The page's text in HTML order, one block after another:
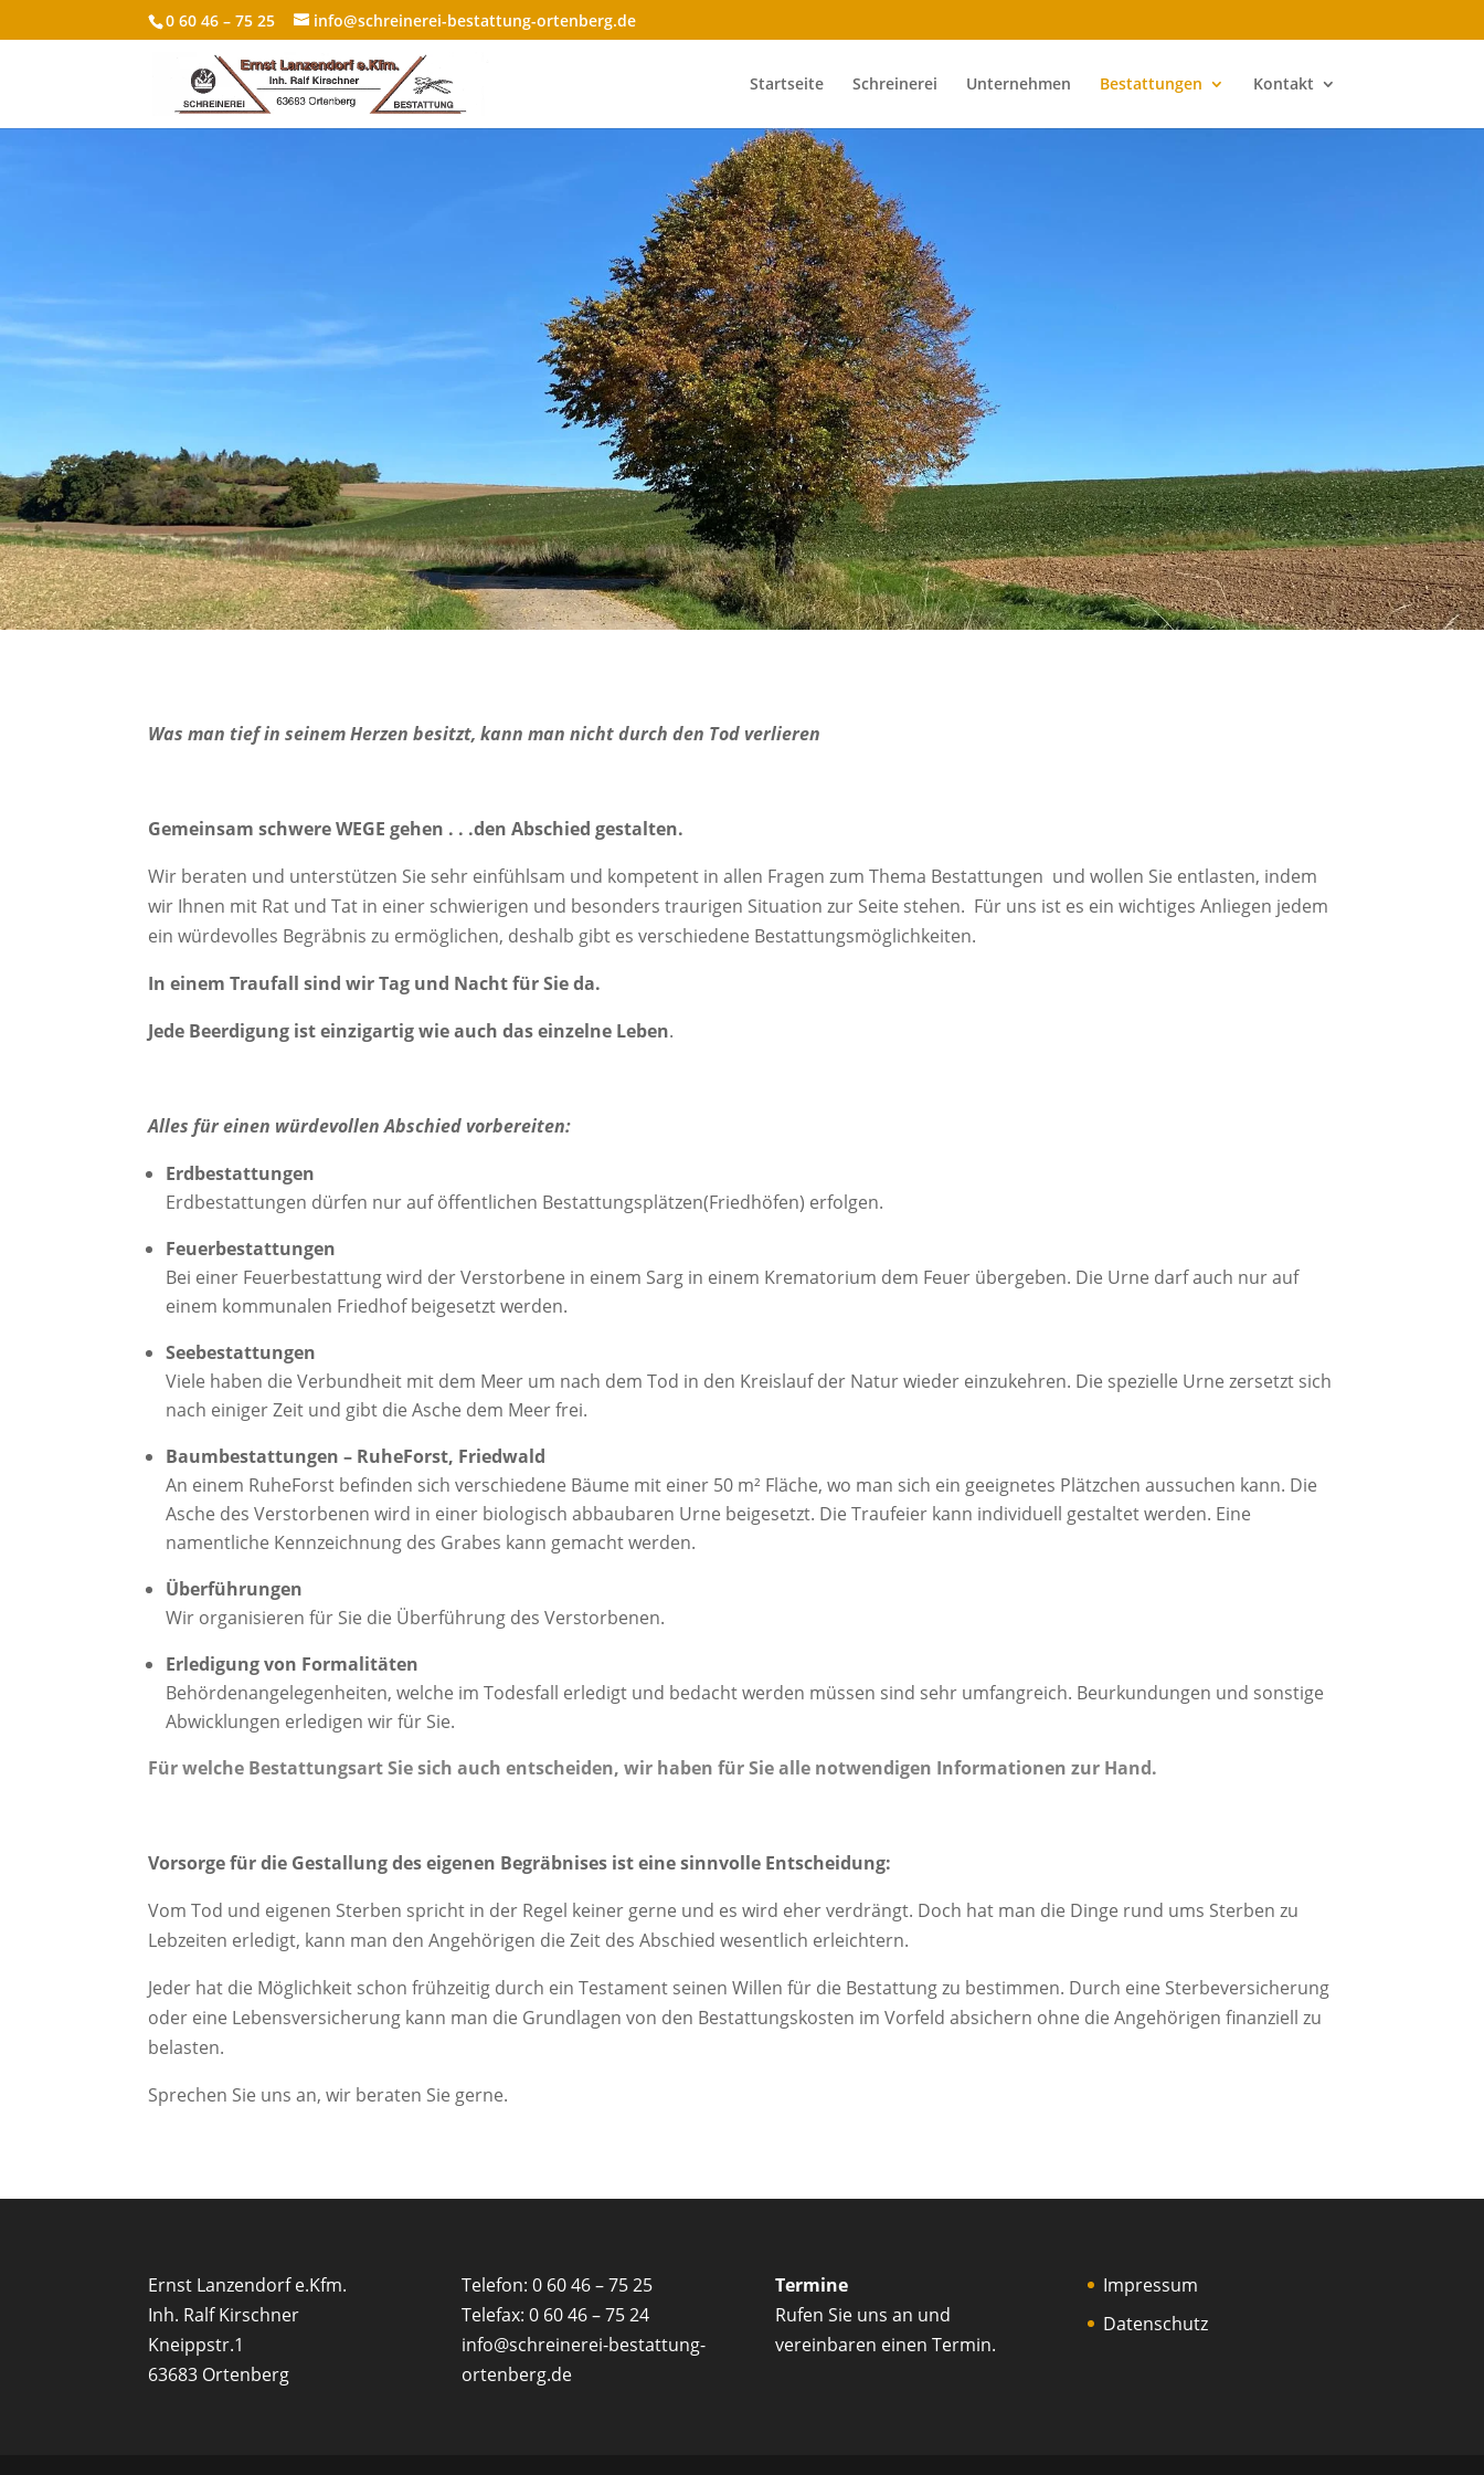
0 60 46 – 75 25 info@schreinerei-bestattung-ortenberg.de
Startseite Schreinerei Unternehmen Bestattungen Kontakt
Was man tief in seinem Herzen besitzt, kann man nicht durch den Tod verlieren
Gemeinsam schwere WEGE gehen . . .den Abschied gestalten.
Wir beraten und unterstützen Sie sehr einfühlsam und kompetent in allen Fragen zum Thema Bestattungen und wollen Sie entlasten, indem
wir Ihnen mit Rat und Tat in einer schwierigen und besonders traurigen Situation zur Seite stehen. Für uns ist es ein wichtiges Anliegen jedem
ein würdevolles Begräbnis zu ermöglichen, deshalb gibt es verschiedene Bestattungsmöglichkeiten.
In einem Traufall sind wir Tag und Nacht für Sie da.
Jede Beerdigung ist einzigartig wie auch das einzelne Leben.
Alles für einen würdevollen Abschied vorbereiten:
Erdbestattungen
Erdbestattungen dürfen nur auf öffentlichen Bestattungsplätzen(Friedhöfen) erfolgen.
Feuerbestattungen
Bei einer Feuerbestattung wird der Verstorbene in einem Sarg in einem Krematorium dem Feuer übergeben. Die Urne darf auch nur auf
einem kommunalen Friedhof beigesetzt werden.
Seebestattungen
Viele haben die Verbundheit mit dem Meer um nach dem Tod in den Kreislauf der Natur wieder einzukehren. Die spezielle Urne zersetzt sich
nach einiger Zeit und gibt die Asche dem Meer frei.
Baumbestattungen – RuheForst, Friedwald
An einem RuheForst befinden sich verschiedene Bäume mit einer 50 m² Fläche, wo man sich ein geeignetes Plätzchen aussuchen kann. Die
Asche des Verstorbenen wird in einer biologisch abbaubaren Urne beigesetzt. Die Traufeier kann individuell gestaltet werden. Eine
namentliche Kennzeichnung des Grabes kann gemacht werden.
Überführungen
Wir organisieren für Sie die Überführung des Verstorbenen.
Erledigung von Formalitäten
Behördenangelegenheiten, welche im Todesfall erledigt und bedacht werden müssen sind sehr umfangreich. Beurkundungen und sonstige
Abwicklungen erledigen wir für Sie.
Für welche Bestattungsart Sie sich auch entscheiden, wir haben für Sie alle notwendigen Informationen zur Hand.
Vorsorge für die Gestallung des eigenen Begräbnises ist eine sinnvolle Entscheidung:
Vom Tod und eigenen Sterben spricht in der Regel keiner gerne und es wird eher verdrängt. Doch hat man die Dinge rund ums Sterben zu
Lebzeiten erledigt, kann man den Angehörigen die Zeit des Abschied wesentlich erleichtern.
Jeder hat die Möglichkeit schon frühzeitig durch ein Testament seinen Willen für die Bestattung zu bestimmen. Durch eine Sterbeversicherung
oder eine Lebensversicherung kann man die Grundlagen von den Bestattungskosten im Vorfeld absichern ohne die Angehörigen finanziell zu
belasten.
Sprechen Sie uns an, wir beraten Sie gerne.
Ernst Lanzendorf e.Kfm.
Inh. Ralf Kirschner
Kneippstr.1
63683 Ortenberg
Telefon: 0 60 46 – 75 25
Telefax: 0 60 46 – 75 24
info@schreinerei-bestattung-
ortenberg.de
Termine
Rufen Sie uns an und
vereinbaren einen Termin.
Impressum
Datenschutz